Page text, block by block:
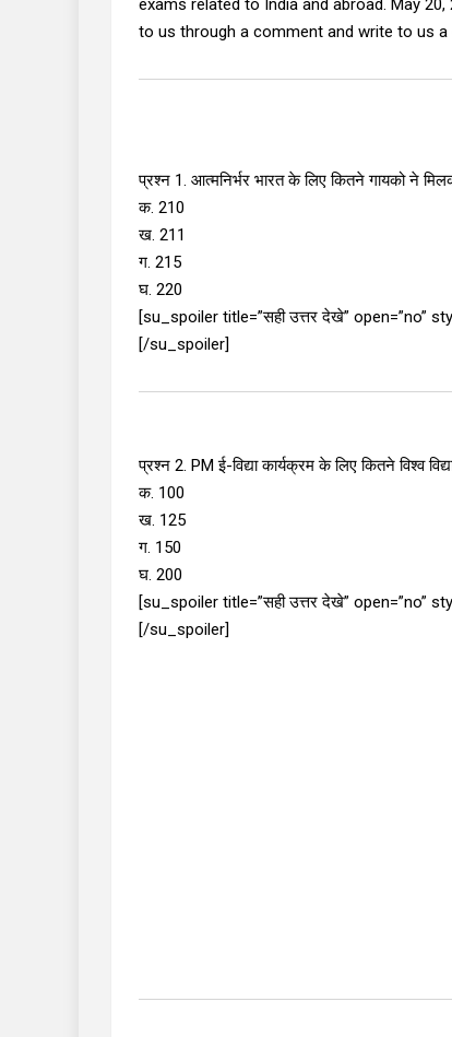
exams related to India and abroad. May
to us through a comment and write to us a
प्रश्न 1. आत्मनिर्भर भारत के लिए कितने गायको ने
क. 210
ख. 211
ग. 215
घ. 220
[su_spoiler title=”सही उत्तर देखे” open=”no”
[/su_spoiler]
प्रश्न 2. PM ई-विद्या कार्यक्रम के लिए कितने विश्व
क. 100
ख. 125
ग. 150
घ. 200
[su_spoiler title=”सही उत्तर देखे” open=”no”
[/su_spoiler]